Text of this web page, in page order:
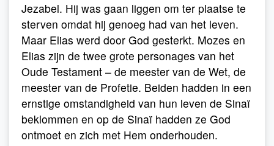
Jezabel. Hij was gaan liggen om ter plaatse te
sterven omdat hij genoeg had van het leven.
Maar Elias werd door God gesterkt. Mozes en
Elias zijn de twee grote personages van het
Oude Testament – de meester van de Wet, de
meester van de Profetie. Beiden hadden in een
ernstige omstandigheid van hun leven de Sinaï
beklommen en op de Sinaï hadden ze God
ontmoet en zich met Hem onderhouden.